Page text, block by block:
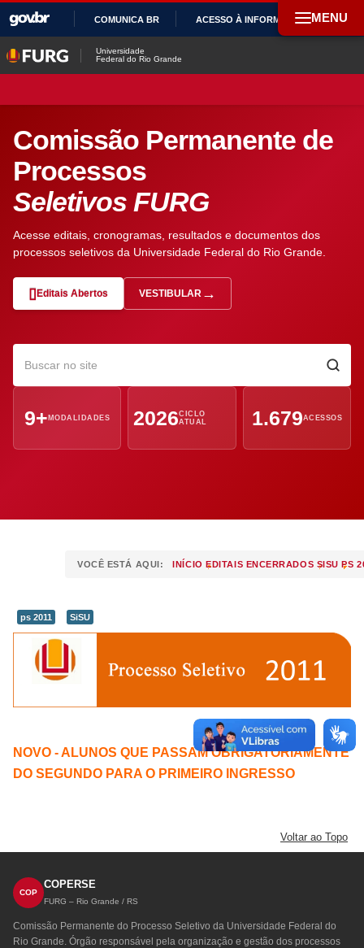
CONTEÚDO
COMUNICA BR ACESSO À INFORMAÇÃO
Universidade
Federal do Rio Grande
Comissão Permanente de
Processos
Seletivos FURG
Acesse editais, cronogramas, resultados e documentos dos
processos seletivos da Universidade Federal do Rio Grande.
Editais Abertos VESTIBULAR
— ABRE EM NOVA ABA
Pesquisar no site
9+ MODALIDADES 2026CICLO
ATUAL
1.679ACESSOS
VOCÊ ESTÁ AQUI: INÍCIO EDITAIS ENCERRADOS SISUPS
ps 2011 SiSU
NOVO - ALUNOS QUE PASSAM OBRIGATORIAMENTE
DO SEGUNDO PARA O PRIMEIRO INGRESSO
Voltar ao Topo
COP
COPERSE
FURG – Rio Grande / RS
Comissão Permanente do Processo Seletivo da Universidade Federal do
Rio Grande. Órgão responsável pela organização e gestão dos processos
MENU